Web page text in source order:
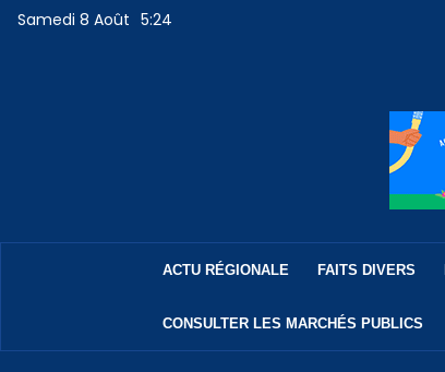
Samedi 8 Août 5:24
ACTU RÉGIONALE FAITS DIVERS
CONSULTER LES MARCHÉS PUBLICS